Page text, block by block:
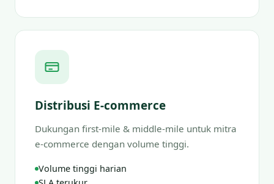
Distribusi E-commerce
Dukungan first-mile & middle-mile untuk mitra
e-commerce dengan volume tinggi.
Volume tinggi harian